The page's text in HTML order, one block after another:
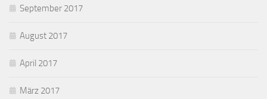
September 2017
August 2017
April 2017
März 2017